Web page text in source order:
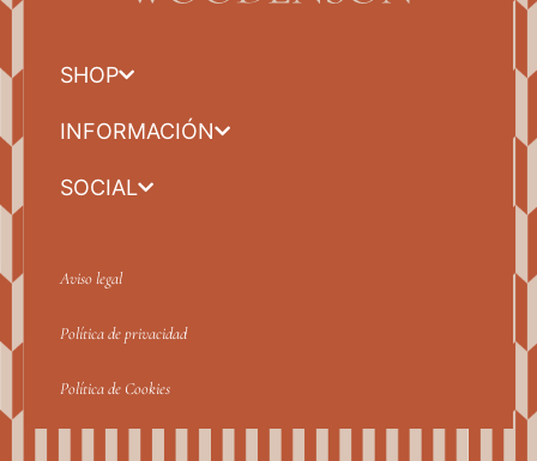
SHOP
INFORMACIÓN
SOCIAL
Aviso legal
Política de privacidad
Política de Cookies